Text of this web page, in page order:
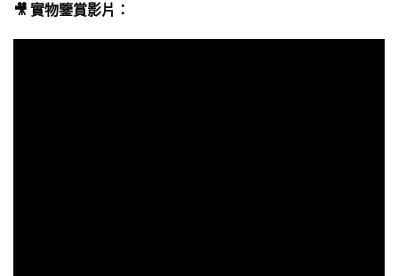
🎥 實物鑒賞影片：